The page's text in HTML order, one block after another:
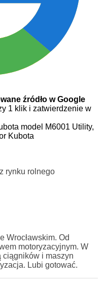
źródło w Google
1 klik i zatwierdzenie w
model M6001 Utility,
Kubota
rynku rolnego
Wrocławskim. Od
motoryzacyjnym. W
ciągników i maszyn
Lubi gotować.